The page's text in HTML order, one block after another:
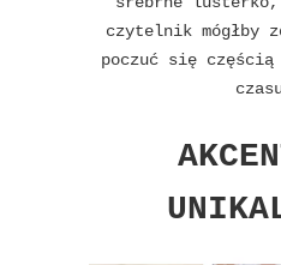
czytelnik mógłby
poczuć się częścią